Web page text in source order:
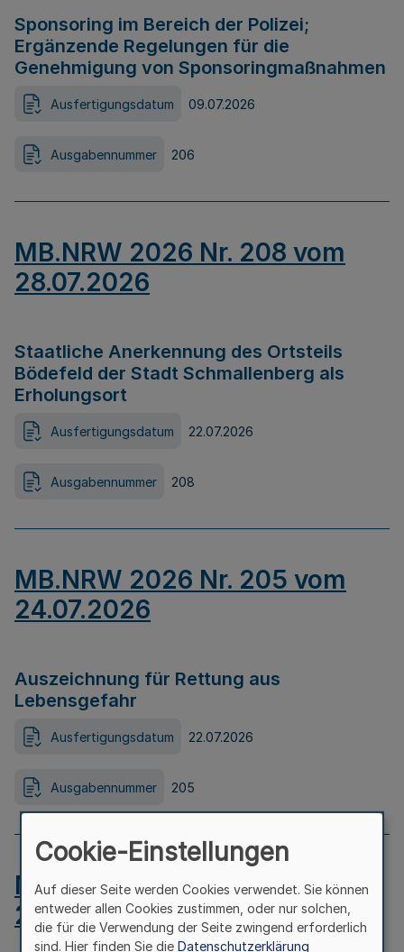
Sponsoring im Bereich der Polizei;
Ergänzende Regelungen für die
Genehmigung von Sponsoringmaßnahmen
Ausfertigungsdatum 09.07.2026
Ausgabennummer 206
MB.NRW 2026 Nr. 208 vom
28.07.2026
Staatliche Anerkennung des Ortsteils
Bödefeld der Stadt Schmallenberg als
Erholungsort
Ausfertigungsdatum 22.07.2026
Ausgabennummer 208
MB.NRW 2026 Nr. 205 vom
24.07.2026
Auszeichnung für Rettung aus
Lebensgefahr
Ausfertigungsdatum 22.07.2026
Ausgabennummer 205
MB.NRW 2026 Nr. 204 vom
24.07.2026
Cookie-Einstellungen
Auf dieser Seite werden Cookies verwendet. Sie können
entweder allen Cookies zustimmen, oder nur solchen,
die für die Verwendung der Seite zwingend erforderlich
sind. Hier finden Sie die Datenschutzerklärung